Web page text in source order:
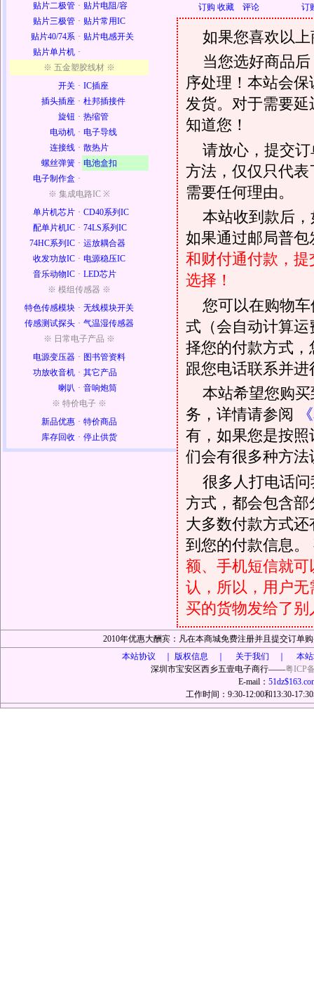
贴片二极管 · 贴片电阻/容
贴片三极管 · 贴片常用IC
贴片40/74系 · 贴片电感开关
贴片单片机 ·
※ 五金塑胶线材 ※
开关 · IC插座
插头插座 · 杜邦插接件
旋钮 · 热缩管
电动机 · 电子导线
连接线 · 散热片
螺丝弹簧 · 电池盒扣
电子制作盒 ·
※ 集成电路IC ※
单片机芯片 · CD40系列IC
配单片机IC · 74LS系列IC
74HC系列IC · 运放耦合器
收发功放IC · 电源稳压IC
音乐动物IC · LED芯片
※ 模组传感器 ※
特色传感模块 · 无线模块开关
传感测试探头 · 气温湿传感器
※ 日常电子产品 ※
电源变压器 · 图书管资料
功放收音机 · 其它产品
喇叭 · 音响炮筒
※ 特价电子 ※
新品优惠 · 特价商品
库存回收 · 停止供货
订购 收藏 评论
订
如果您喜欢以
当您选好商品
序处理！本站会
发货。对于需要
知道您！
请放心，提交
方法，仅仅只代
需要任何理由。
本站收到款后
如果通过邮局普包
和财付通付款，
选择！
您可以在购物
式（会自动计算
择您的付款方式
跟您电话联系并
本站希望您购
务，详情请参阅
有，如果您是按
们会有很多种方
很多人打电话
方式，都会包含
大多数付款方式
到您的付款信息。
额、手机短信就可
认，所以，用户
买的货物发给了别
2010年优惠大酬宾：凡在本商城免费注册并且提交订单
本站协议 ｜
版权信息 ｜ 关于我们 ｜ 本
深圳市宝安区西乡五壹电子商行——粤ICP
E-mail：
工作时间：9:30-12:00和13:30-